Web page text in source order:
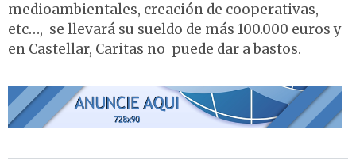
medioambientales, creación de cooperativas,
etc…, se llevará su sueldo de más 100.000 euros y
en Castellar, Caritas no puede dar a bastos.